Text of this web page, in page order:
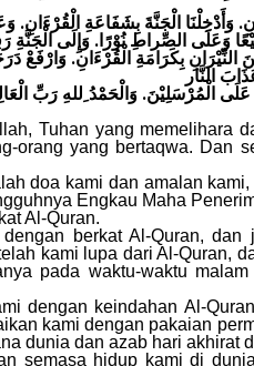
وَأَدْخِلْنَا الْجَنَّةَ بِشَفَاعَةِ الْقُرْءَانِ.
وَعَلَى الصِّراطِ نُوْرًا. وَإِلَى الْجَنَّةِ
بِكَرَامَةِ الْقُرْءَانِ. وَارْفَعْ
الْمُرْسَلِيْنَ. وَالْحَمْدُ ِللهِ رَبِّ
Tuhan yang memelihara
orang yang bertaqwa. Dan
doa kami dan amalan
Engkau Maha
Al-Quran.
berkat Al-Quran,
kami lupa dari Al-Quran,
pada waktu-waktu
dengan keindahan Al-
kami dengan pakaian
dunia dan azab hari akhirat
semasa hidup kami di